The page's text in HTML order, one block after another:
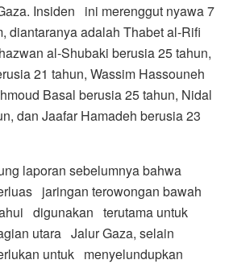
Insiden ini merenggut nyawa 7
diantaranya adalah Thabet al-Rifi
al-Shubaki berusia 25 tahun,
21 tahun, Wassim Hassouneh
Basal berusia 25 tahun, Nidal
dan Jaafar Hamadeh berusia 23
laporan sebelumnya bahwa
jaringan terowongan bawah
digunakan terutama untuk
utara Jalur Gaza, selain
untuk menyelundupkan